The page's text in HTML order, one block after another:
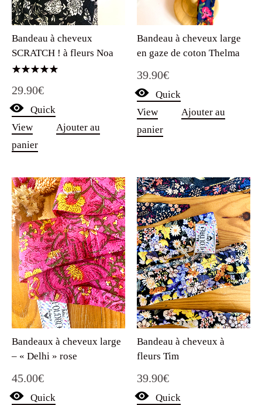
Bandeau à cheveux
SCRATCH ! à fleurs Noa
5.00
sur 5
29.90€
Quick
View
Ajouter au
panier
Bandeau à cheveux large
en gaze de coton Thelma
39.90€
Quick
View
Ajouter au
panier
Bandeaux à cheveux large
– « Delhi » rose
45.00€
Quick
Bandeau à cheveux à
fleurs Tim
39.90€
Quick